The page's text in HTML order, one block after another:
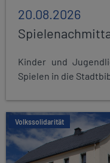
20.08.2026
Kinder und
Spielen in die
Volkssolidarität